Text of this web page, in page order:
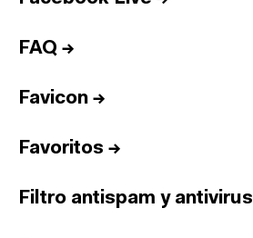
FAQ →
Favicon →
Favoritos →
Filtro antispam y antivirus